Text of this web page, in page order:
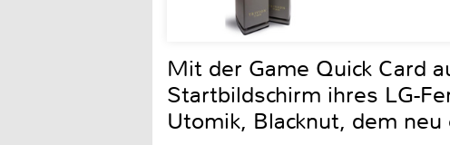
Mit der Game Quick Card
Startbildschirm ihres LG-
Utomik, Blacknut, dem